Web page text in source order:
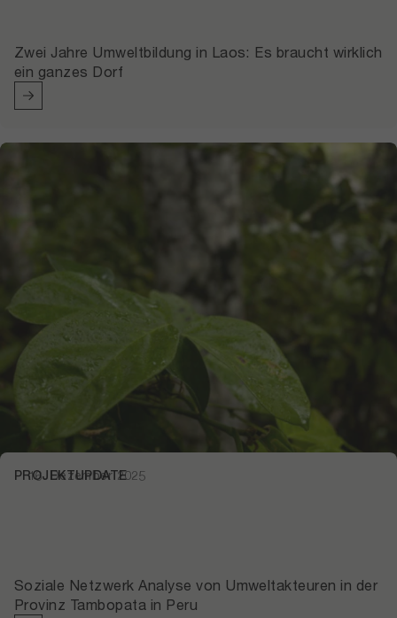
Zwei Jahre Umweltbildung in Laos: Es braucht wirklich
ein ganzes Dorf
PROJEKTUPDATE
Soziale Netzwerk Analyse von Umweltakteuren in der
Provinz Tambopata in Peru
16. Dezember 2025